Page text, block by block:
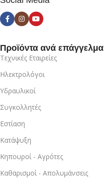
Προϊόντα ανά επάγγελμα
Τεχνικές Εταιρείες
Ηλεκτρολόγοι
Υδραυλικοί
Συγκολλητές
Εστίαση
Κατάψυξη
Κηπουροί - Αγρότες
Καθαρισμοί - Απολυμάνσεις